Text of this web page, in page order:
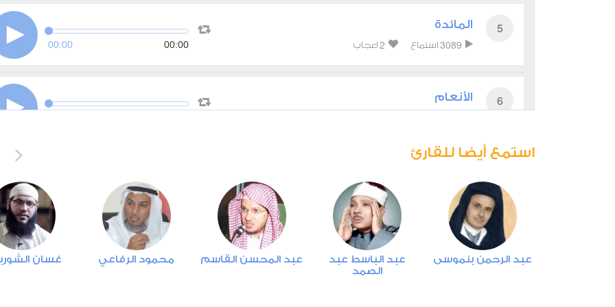
5 المائدة
3089 استماع 2 اعجاب 00:00 00:00
6 الأنعام
2751
2اعجاب
8 الأنفال
2828استماع 2اعجاب 00:00 00:00
استمع أيضا للقارئ
عبد الرحمن بنموسى
عبد الباسط عبد
الصمد
عبد المحسن القاسم محمود الرفاعي غسان